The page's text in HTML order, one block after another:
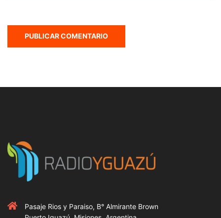
Pasaje Rios y Paraiso, B° Almirante Brown